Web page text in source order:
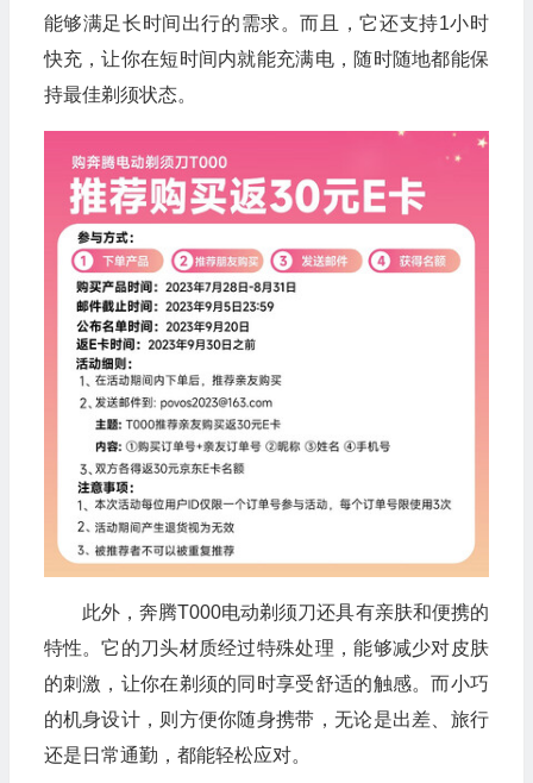
能够满足长时间出行的需求。而且，它还支持1小时
快充，让你在短时间内就能充满电，随时随地都能保
持最佳剃须状态。
此外，奔腾T000电动剃须刀还具有亲肤和便携的
特性。它的刀头材质经过特殊处理，能够减少对皮肤
的刺激，让你在剃须的同时享受舒适的触感。而小巧
的机身设计，则方便你随身携带，无论是出差、旅行
还是日常通勤，都能轻松应对。